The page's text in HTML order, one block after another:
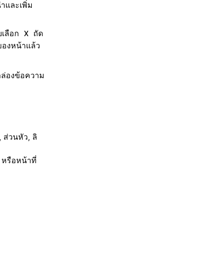
และเพิ่ม
ลือก
X
ถัด
งหน้าแล้ว
องข้อความ
ส่วนหัว, ลิ
รือหน้าที่